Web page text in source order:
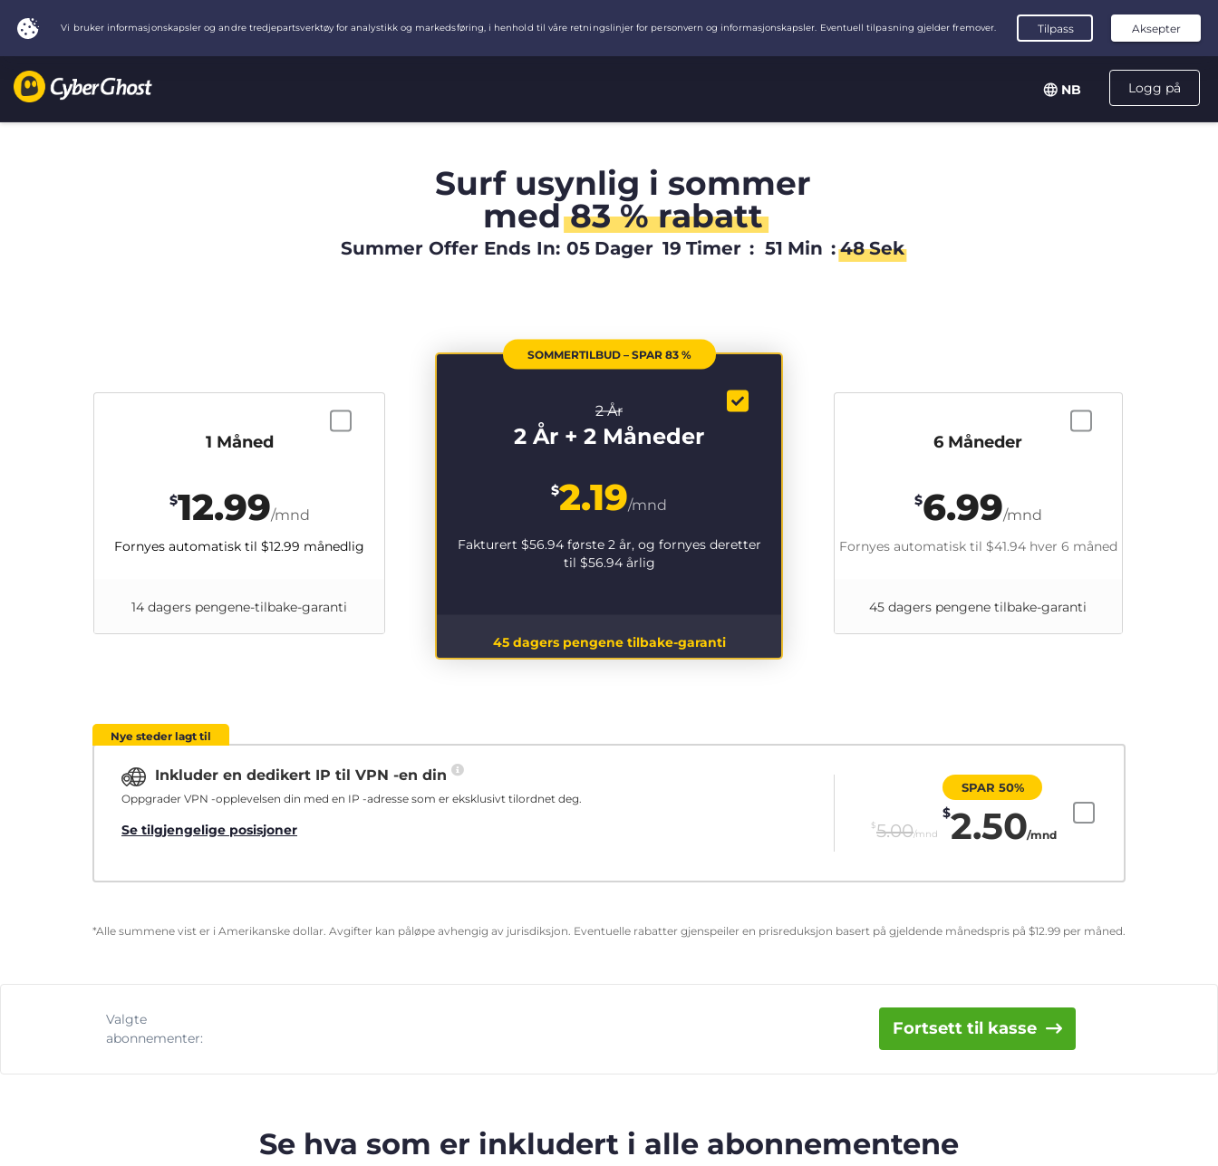
Logg på
NB
Surf usynlig i sommer
med83 % rabatt
Summer Offer Ends In: 05 Dager 19 Timer : 51 Min : 47 Sek
SOMMERTILBUD – SPAR 83 %
2 År
2 År + 2 Måneder
$2.19/mnd
Fakturert $56.94første 2 år, og fornyes deretter
til $56.94årlig
45 dagers pengene tilbake-garanti
6 Måneder
$6.99/mnd
Fornyes automatisk til $41.94hver 6 måned
45 dagers pengene tilbake-garanti
1 Måned
$12.99/mnd
Fornyes automatisk til $12.99 månedlig
14 dagers pengene-tilbake-garanti
Nye steder lagt til
Inkluder en dedikert IP til VPN -en din
Oppgrader VPN -opplevelsen din med en IP -adresse som er eksklusivt tilordnet deg.
Se tilgjengelige posisjoner $5.00/mnd
SPAR 50%
$2.50/mnd
*Alle summene vist er i Amerikanske dollar. Avgifter kan påløpe avhengig av jurisdiksjon. Eventuelle rabatter gjenspeiler en prisreduksjon basert på gjeldende månedspris på $12.99 per måned.
Valgte
abonnementer:
Fortsett til kasse
Se hva som er inkludert i alle abonnementene